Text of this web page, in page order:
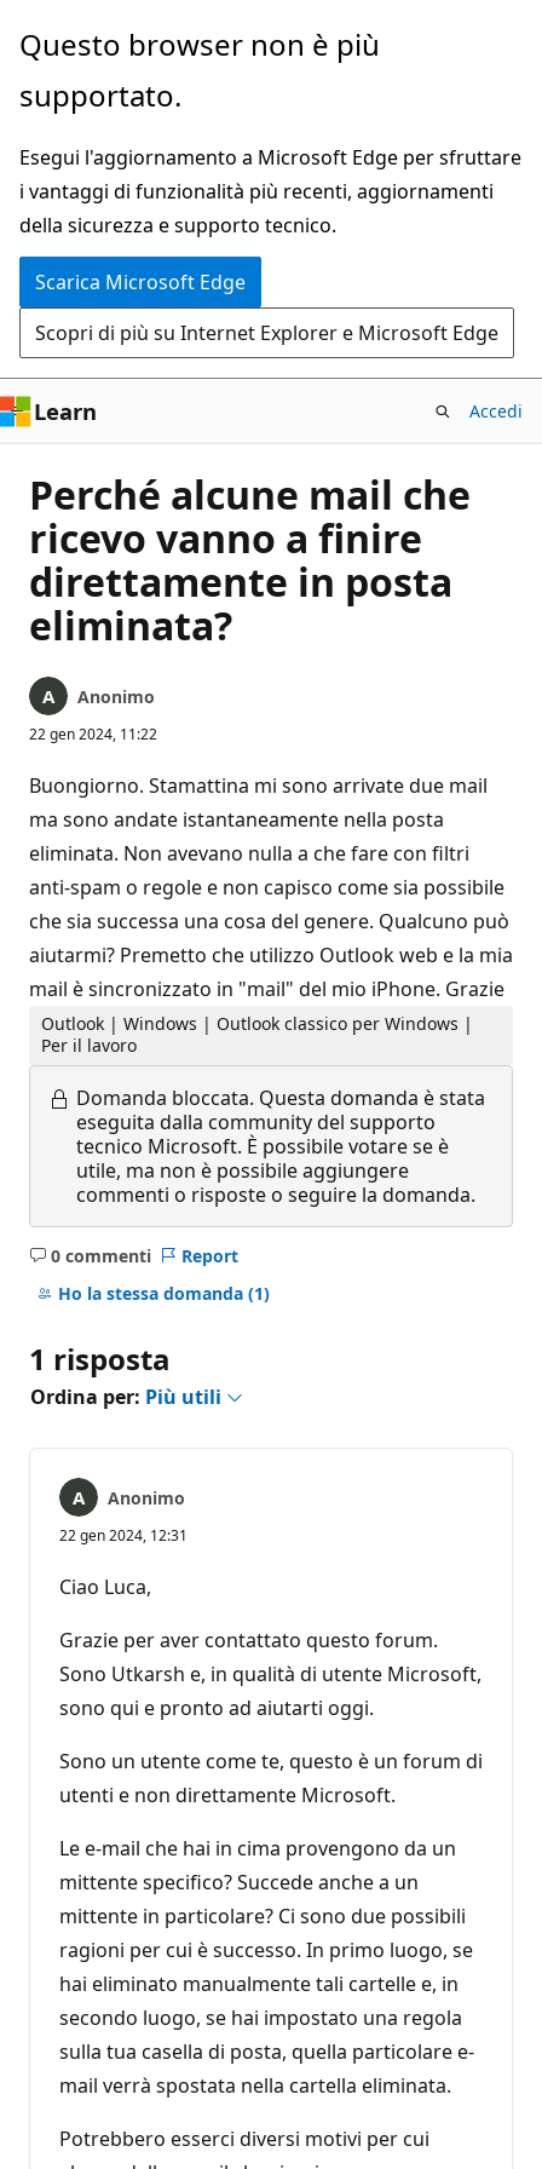
Ignora
passa
contenuto
principale
Questo browser non è più
supportato.
Esegui l'aggiornamento a Microsoft Edge per sfruttare
i vantaggi di funzionalità più recenti, aggiornamenti
della sicurezza e supporto tecnico.
Scarica Microsoft Edge
Scopri di più su Internet Explorer e Microsoft Edge
Learn Accedi
Perché alcune mail che
ricevo vanno a finire
direttamente in posta
eliminata?
Anonimo
22 gen 2024, 11:22
Buongiorno. Stamattina mi sono arrivate due mail
ma sono andate istantaneamente nella posta
eliminata. Non avevano nulla a che fare con filtri
anti-spam o regole e non capisco come sia possibile
che sia successa una cosa del genere. Qualcuno può
aiutarmi? Premetto che utilizzo Outlook web e la mia
mail è sincronizzato in "mail" del mio iPhone. Grazie
Outlook | Windows | Outlook classico per Windows |
Per il lavoro
Domanda bloccata. Questa domanda è stata
eseguita dalla community del supporto
tecnico Microsoft. È possibile votare se è
utile, ma non è possibile aggiungere
commenti o risposte o seguire la domanda.
0 commenti
Nessun
commento
Report
Ho la stessa domanda (1)
1 risposta
Ordina per: Più utili
Anonimo
22 gen 2024, 12:31
Ciao Luca,
Grazie per aver contattato questo forum.
Sono Utkarsh e, in qualità di utente Microsoft,
sono qui e pronto ad aiutarti oggi.
Sono un utente come te, questo è un forum di
utenti e non direttamente Microsoft.
Le e-mail che hai in cima provengono da un
mittente specifico? Succede anche a un
mittente in particolare? Ci sono due possibili
ragioni per cui è successo. In primo luogo, se
hai eliminato manualmente tali cartelle e, in
secondo luogo, se hai impostato una regola
sulla tua casella di posta, quella particolare e-
mail verrà spostata nella cartella eliminata.
Potrebbero esserci diversi motivi per cui